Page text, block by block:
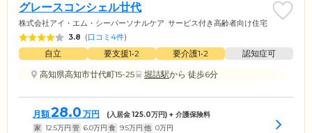
グレースコンシェル廿代
株式会社アイ・エム・シーパーソナルケア サービス付き高齢者向け住宅
3.8 (口コミ4件)
自立 要支援1•2 要介護1•2
認知症可
高知県高知市廿代町15-25
堀詰駅から 徒歩6分
月額28.0 万円 (入居金125.0万円) + 介護保険料
家 12.5万円 管 6.0万円 食 9.5万円 他 0万円